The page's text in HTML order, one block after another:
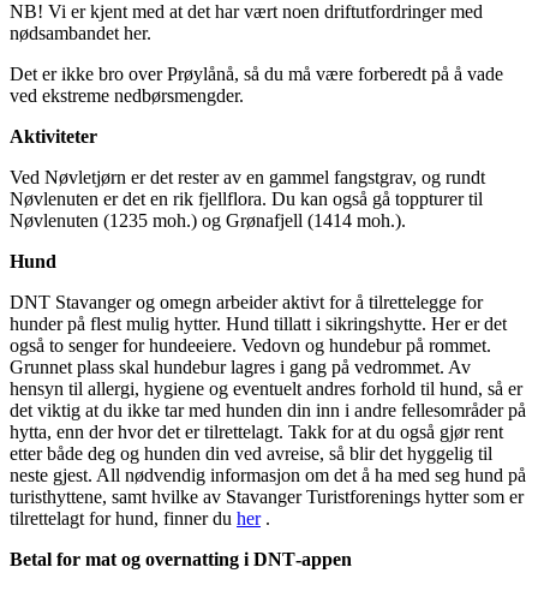
NB! Vi er kjent med at det har vært noen driftutfordringer med
nødsambandet her.
Det er ikke bro over Prøylånå, så du må være forberedt på å vade
ved ekstreme nedbørsmengder.
Aktiviteter
Ved Nøvletjørn er det rester av en gammel fangstgrav, og rundt
Nøvlenuten er det en rik fjellflora. Du kan også gå toppturer til
Nøvlenuten (1235 moh.) og Grønafjell (1414 moh.).
Hund
DNT Stavanger og omegn arbeider aktivt for å tilrettelegge for
hunder på flest mulig hytter. Hund tillatt i sikringshytte. Her er det
også to senger for hundeeiere. Vedovn og hundebur på rommet.
Grunnet plass skal hundebur lagres i gang på vedrommet. Av
hensyn til allergi, hygiene og eventuelt andres forhold til hund, så er
det viktig at du ikke tar med hunden din inn i andre fellesområder på
hytta, enn der hvor det er tilrettelagt. Takk for at du også gjør rent
etter både deg og hunden din ved avreise, så blir det hyggelig til
neste gjest. All nødvendig informasjon om det å ha med seg hund på
turisthyttene, samt hvilke av Stavanger Turistforenings hytter som er
tilrettelagt for hund, finner du her.
Betal for mat og overnatting i DNT‑appen